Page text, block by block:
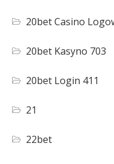
20bet Casino
20bet Kasyno 703
20bet Login 411
21
22bet